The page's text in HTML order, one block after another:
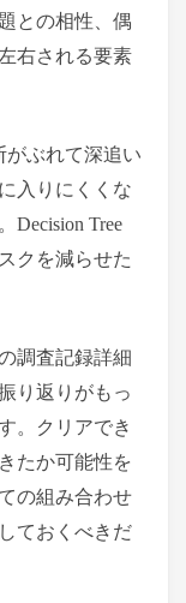
との相性、偶
右される要素
がぶれて深追い
入りにくくな
Decision Tree
クを減らせた
調査記録詳細
り返りがもっ
。クリアでき
たか可能性を
の組み合わせ
ておくべきだ